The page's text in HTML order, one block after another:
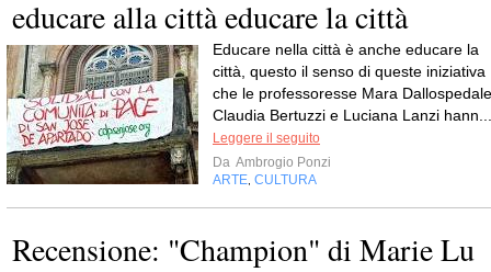
educare alla città educare la città
Educare nella città è anche educare la
città, questo il senso di queste iniziativa
che le professoresse Mara
Claudia Bertuzzi e Luciana Lanzi hann...
Leggere il seguito
Da Ambrogio Ponzi
ARTE, CULTURA
Recensione: "Champion" di Marie Lu